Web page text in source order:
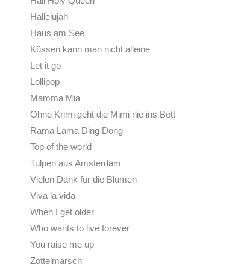
Hallelujah
Haus am See
Küssen kann man nicht alleine
Let it go
Lollipop
Mamma Mia
Ohne Krimi geht die Mimi nie ins Bett
Rama Lama Ding Dong
Top of the world
Tulpen aus Amsterdam
Vielen Dank für die Blumen
Viva la vida
When I get older
Who wants to live forever
You raise me up
Zottelmarsch